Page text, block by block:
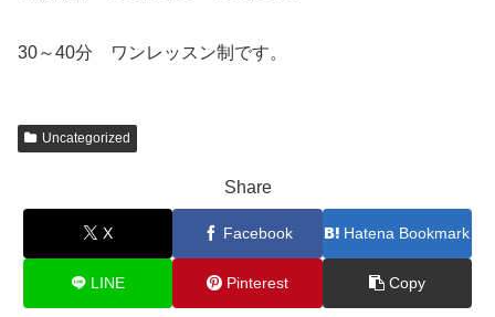
30～40分 ワンレッスン制です。
Uncategorized
Share
X Facebook Hatena Bookmark
LINE Pinterest Copy